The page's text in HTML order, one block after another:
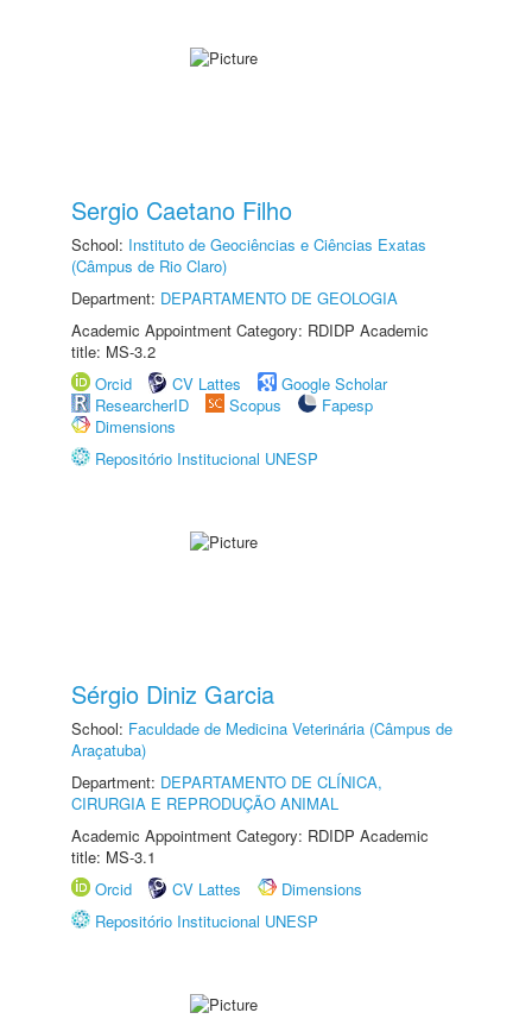
Sergio Caetano Filho
School: Instituto de Geociências e Ciências Exatas
(Câmpus de Rio Claro)
Department: DEPARTAMENTO DE GEOLOGIA
Academic Appointment Category: RDIDP Academic
title: MS-3.2
Orcid
CV Lattes
Google Scholar
ResearcherID
Scopus
Fapesp
Dimensions
Repositório Institucional UNESP
Sérgio Diniz Garcia
School: Faculdade de Medicina Veterinária (Câmpus de
Araçatuba)
Department: DEPARTAMENTO DE CLÍNICA,
CIRURGIA E REPRODUÇÃO ANIMAL
Academic Appointment Category: RDIDP Academic
title: MS-3.1
Orcid
CV Lattes
Dimensions
Repositório Institucional UNESP